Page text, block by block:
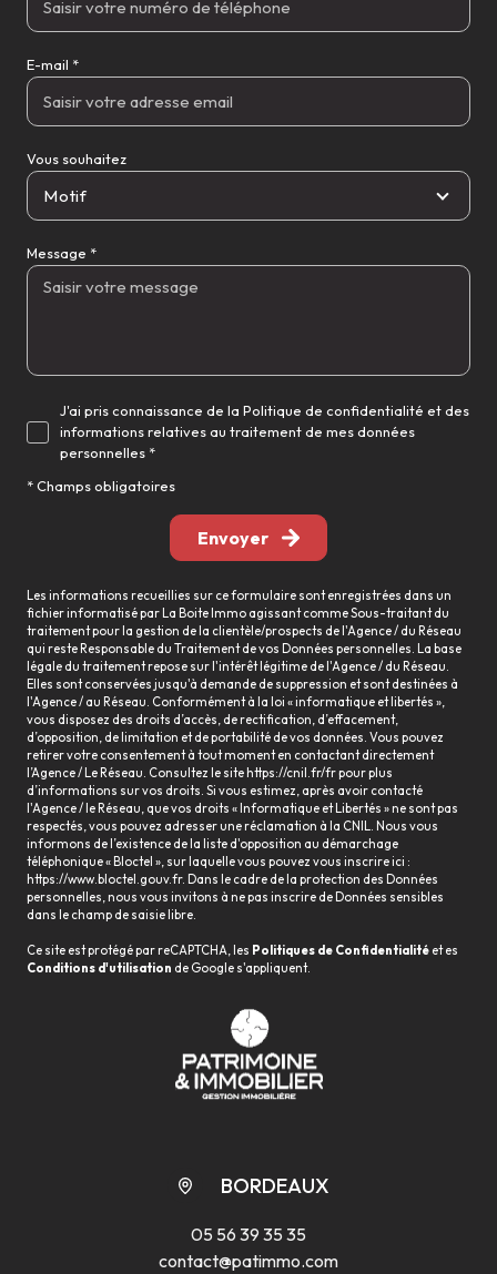
E-mail *
Vous souhaitez
Motif
Message *
J'ai pris connaissance de la Politique de confidentialité et des
informations relatives au traitement de mes données
personnelles *
* Champs obligatoires
Envoyer
Les informations recueillies sur ce formulaire sont enregistrées dans un
fichier informatisé par La Boite Immo agissant comme Sous-traitant du
traitement pour la gestion de la clientèle/prospects de l'Agence / du Réseau
qui reste Responsable du Traitement de vos Données personnelles. La base
légale du traitement repose sur l'intérêt légitime de l'Agence / du Réseau.
Elles sont conservées jusqu'à demande de suppression et sont destinées à
l'Agence / au Réseau. Conformément à la loi « informatique et libertés »,
vous disposez des droits d’accès, de rectification, d’effacement,
d’opposition, de limitation et de portabilité de vos données. Vous pouvez
retirer votre consentement à tout moment en contactant directement
l’Agence / Le Réseau. Consultez le site https://cnil.fr/frpour plus
d’informations sur vos droits. Si vous estimez, après avoir contacté
l'Agence / le Réseau, que vos droits « Informatique et Libertés » ne sont pas
respectés, vous pouvez adresser une réclamation à la CNIL. Nous vous
informons de l’existence de la liste d'opposition au démarchage
téléphonique « Bloctel », sur laquelle vous pouvez vous inscrire ici :
https://www.bloctel.gouv.fr. Dans le cadre de la protection des Données
personnelles, nous vous invitons à ne pas inscrire de Données sensibles
dans le champ de saisie libre.
Ce site est protégé par reCAPTCHA, les Politiques de Confidentialité et es
Conditions d'utilisation de Google s'appliquent.
BORDEAUX
05 56 39 35 35
contact@patimmo.com